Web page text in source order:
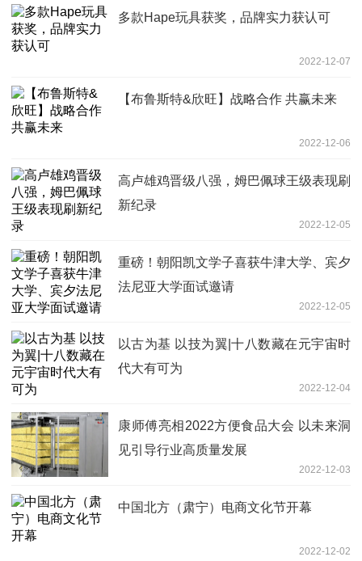
多款Hape玩具获奖，品牌实力获认可
2022-12-07
【布鲁斯特&欣旺】战略合作 共赢未来
2022-12-06
高卢雄鸡晋级八强，姆巴佩球王级表现刷
新纪录
2022-12-05
重磅！朝阳凯文学子喜获牛津大学、宾夕
法尼亚大学面试邀请
2022-12-05
以古为基 以技为翼|十八数藏在元宇宙时
代大有可为
2022-12-04
康师傅亮相2022方便食品大会 以未来洞
见引导行业高质量发展
2022-12-03
中国北方（肃宁）电商文化节开幕
2022-12-02